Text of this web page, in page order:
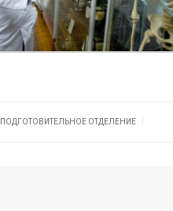
ПОДГОТОВИТЕЛЬНОЕ ОТДЕЛЕНИЕ